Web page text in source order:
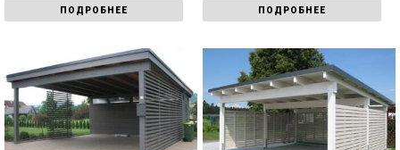
ПОДРОБНЕЕ ПОДРОБНЕЕ